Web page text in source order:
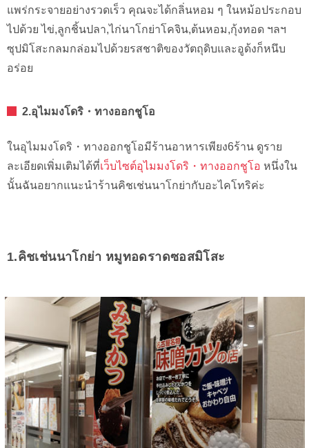
แพร่กระจายอย่างรวดเร็ว คุณจะได้กลิ่นหอม ๆ ในหม้อประกอบ
ไปด้วย ไข่,ลูกชิ้นปลา,ไก่นาโกย่าโคจิน,ต้นหอม,กุ้งทอด ฯลฯ
ซุปมิโสะกลมกล่อมไปด้วยรสชาติของวัตถุดิบและอูด้งก็หนึบ
อร่อย
2.อุไมมงโดริ・ทางออกชูโอ
ในอุไมมงโดริ・ทางออกชูโอมีร้านอาหารเพียง6ร้าน ดูราย
ละเอียดเพิ่มเติมได้ที่เว็บไซต์อุไมมงโดริ・ทางออกชูโอ หนึ่งใน
นั้นฉันอยากแนะนำร้านคิชเช่นนาโกย่ากับอะไคโทริค่ะ
1.คิชเช่นนาโกย่า หมูทอดราดซอสมิโสะ